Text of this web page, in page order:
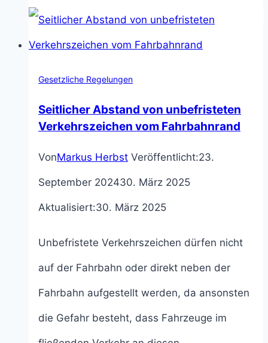
Rechtsgrundlagen
für
verkehrsrechtliche
durch
Gesetzliche Regelungen
Seitlicher Abstand von unbefristeten
Verkehrszeichen vom Fahrbahnrand
VonMarkus Herbst Veröffentlicht:23.
September 202430. März 2025
Aktualisiert:30. März 2025
Unbefristete Verkehrszeichen dürfen nicht
auf der Fahrbahn oder direkt neben der
Fahrbahn aufgestellt werden, da ansonsten
die Gefahr besteht, dass Fahrzeuge im